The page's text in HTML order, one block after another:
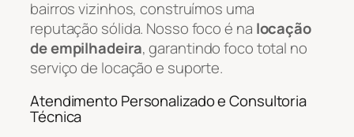
bairros vizinhos, construímos uma
reputação sólida. Nosso foco é na locação
de empilhadeira, garantindo foco total no
serviço de locação e suporte.
Atendimento Personalizado e Consultoria
Técnica